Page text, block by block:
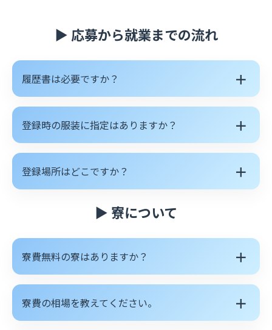
▶ 応募から就業までの流れ
履歴書は必要ですか？ ＋
登録時の服装に指定はありますか？ ＋
登録場所はどこですか？ ＋
▶ 寮について
寮費無料の寮はありますか？ ＋
寮費の相場を教えてください。 ＋